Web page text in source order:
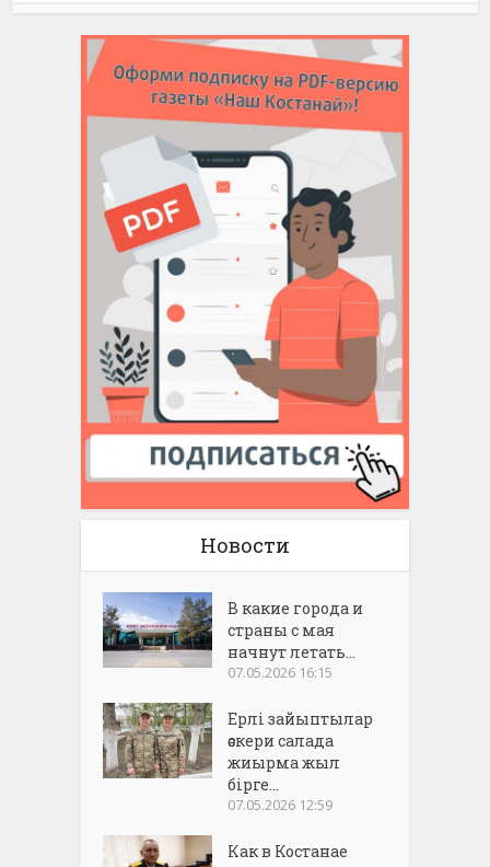
Новости
В какие города и
страны с мая
начнут летать...
07.05.2026 16:15
Ерлі зайыптылар
әскери салада
жиырма жыл
бірге...
07.05.2026 12:59
Как в Костанае